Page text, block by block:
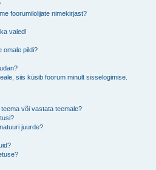
foorumilolijate nimekirjast?
valed!
omale pildi?
siis küsib foorum minult sisselogimise.
või vastata teemale?
juurde?